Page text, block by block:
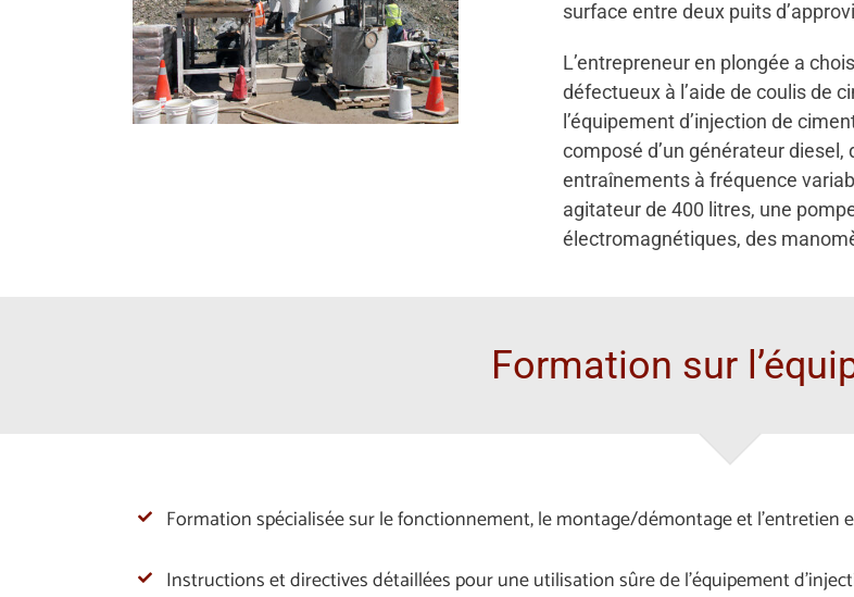
surface entre deux puits
L’entrepreneur en plongée a
défectueux à l’aide de coulis de
l’équipement d’injection de
composé d’un générateur
entraînements à fréquence
agitateur de 400 litres, une
électromagnétiques, des
Formation sur
Formation spécialisée sur le fonctionnement, le montage/démontage et l’entretien
Instructions et directives détaillées pour une utilisation sûre de l’équipement